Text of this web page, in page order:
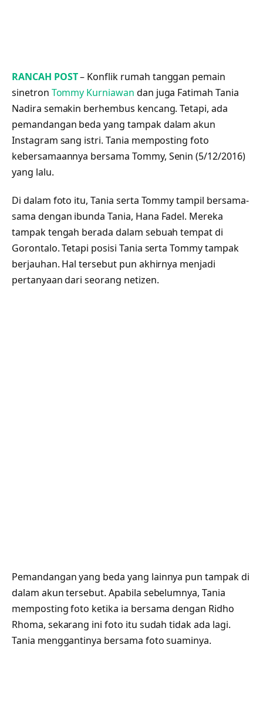
RANCAH POST– Konflik rumah tanggan pemain
sinetron Tommy Kurniawan dan juga Fatimah Tania
Nadira semakin berhembus kencang. Tetapi, ada
pemandangan beda yang tampak dalam akun
Instagram sang istri. Tania memposting foto
kebersamaannya bersama Tommy, Senin (5/12/2016)
yang lalu.
Di dalam foto itu, Tania serta Tommy tampil bersama-
sama dengan ibunda Tania, Hana Fadel. Mereka
tampak tengah berada dalam sebuah tempat di
Gorontalo. Tetapi posisi Tania serta Tommy tampak
berjauhan. Hal tersebut pun akhirnya menjadi
pertanyaan dari seorang netizen.
Pemandangan yang beda yang lainnya pun tampak di
dalam akun tersebut. Apabila sebelumnya, Tania
memposting foto ketika ia bersama dengan Ridho
Rhoma, sekarang ini foto itu sudah tidak ada lagi.
Tania menggantinya bersama foto suaminya.